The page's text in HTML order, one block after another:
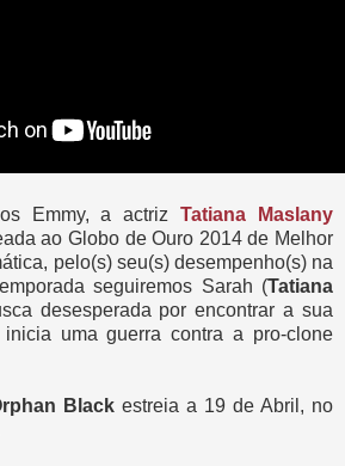
Emmy, a actrizTatiana Maslany
ao Globo de Ouro 2014 de Melhor
pelo(s) seu(s) desempenho(s) na
seguiremos Sarah (Tatiana
desesperada por encontrar a sua
uma guerra contra a pro-clone
Black estreia a 19 de Abril, no